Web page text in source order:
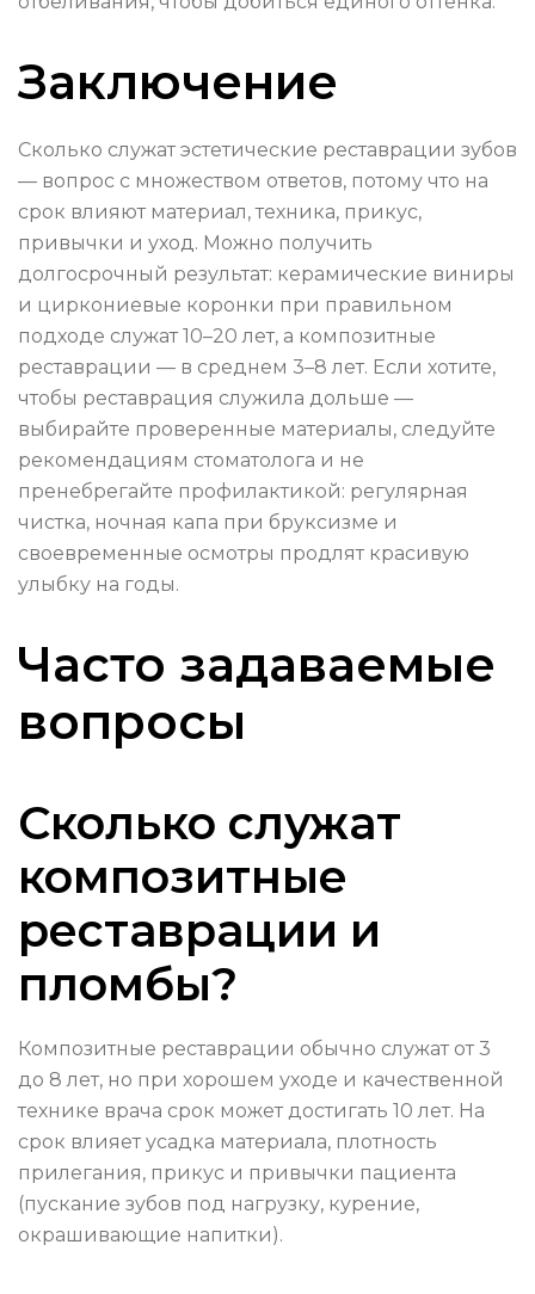
Заключение
Сколько служат эстетические реставрации зубов
— вопрос с множеством ответов, потому что на
срок влияют материал, техника, прикус,
привычки и уход. Можно получить
долгосрочный результат: керамические виниры
и циркониевые коронки при правильном
подходе служат 10–20 лет, а композитные
реставрации — в среднем 3–8 лет. Если хотите,
чтобы реставрация служила дольше —
выбирайте проверенные материалы, следуйте
рекомендациям стоматолога и не
пренебрегайте профилактикой: регулярная
чистка, ночная капа при бруксизме и
своевременные осмотры продлят красивую
улыбку на годы.
Часто задаваемые
вопросы
Сколько служат
композитные
реставрации и
пломбы?
Композитные реставрации обычно служат от 3
до 8 лет, но при хорошем уходе и качественной
технике врача срок может достигать 10 лет. На
срок влияет усадка материала, плотность
прилегания, прикус и привычки пациента
(пускание зубов под нагрузку, курение,
окрашивающие напитки).